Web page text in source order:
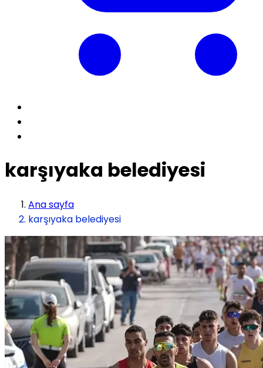
karşıyaka belediyesi
Ana sayfa
karşıyaka belediyesi